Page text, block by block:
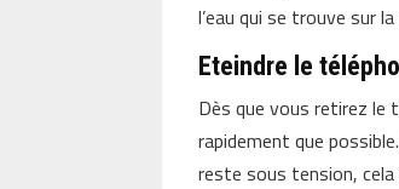
l’eau qui se trouve sur
Eteindre le
Dès que vous retirez le
rapidement que
reste sous tension,